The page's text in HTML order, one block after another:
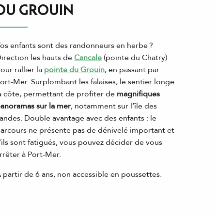
GROUIN
enfants sont des randonneurs en herbe ?
les hauts deCancale (pointe du Chatry)
rallier la pointe du Grouin, en passant par
Mer. Surplombant les falaises, le sentier longe
côte, permettant de profiter de magnifiques
sur la mer, notamment sur l’île des
Double avantage avec des enfants : le
ne présente pas de dénivelé important et
sont fatigués, vous pouvez décider de vous
à Port-Mer.
partir de 6 ans, non accessible en poussettes.